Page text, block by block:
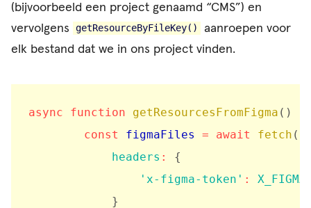
(bijvoorbeeld een project genaamd “CMS”) en
vervolgens
getResourceByFileKey()
aanroepen voor
elk bestand dat we in ons project vinden.
async function getResourcesFromFigma ( )
const
figmaFiles = await fetch (
headers :
{
'x-figma-token' :
}